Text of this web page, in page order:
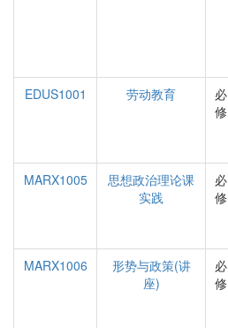
EDUS1001
劳动教育
必
修
MARX1005
思想政治理论课
实践
必
修
MARX1006
形势与政策(讲
座)
必
修